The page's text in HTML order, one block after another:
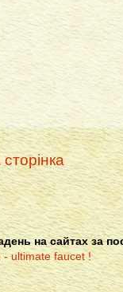
на сайтах за